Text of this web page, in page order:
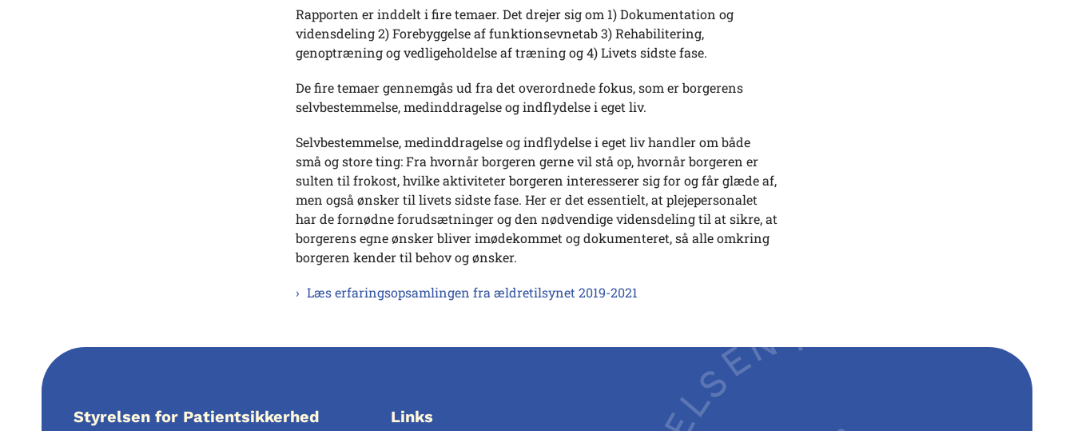
Rapporten er inddelt i fire temaer. Det drejer sig om 1) Dokumentation og
vidensdeling 2) Forebyggelse af funktionsevnetab 3) Rehabilitering,
genoptræning og vedligeholdelse af træning og 4) Livets sidste fase.
De fire temaer gennemgås ud fra det overordnede fokus, som er borgerens
selvbestemmelse, medinddragelse og indflydelse i eget liv.
Selvbestemmelse, medinddragelse og indflydelse i eget liv handler om både
små og store ting: Fra hvornår borgeren gerne vil stå op, hvornår borgeren er
sulten til frokost, hvilke aktiviteter borgeren interesserer sig for og får glæde af,
men også ønsker til livets sidste fase. Her er det essentielt, at plejepersonalet
har de fornødne forudsætninger og den nødvendige vidensdeling til at sikre, at
borgerens egne ønsker bliver imødekommet og dokumenteret, så alle omkring
borgeren kender til behov og ønsker.
Læs erfaringsopsamlingen fra ældretilsynet 2019-2021
Styrelsen for Patientsikkerhed Links